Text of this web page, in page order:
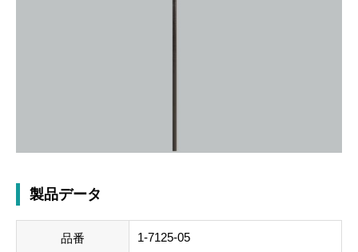
製品データ
品番 1-7125-05